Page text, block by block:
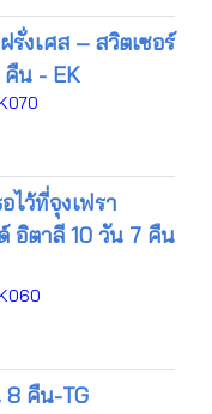
รั่งเศส – สวิตเซอร์
น - EK
ไว้ที่จุงเฟรา
อิตาลี 10 วัน 7 คืน
8 คืน-TG